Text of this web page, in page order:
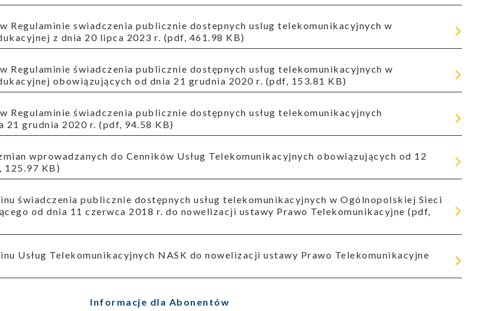
z dnia 20 lipca 2023 r. (pdf, 461.98 KB)
obowiązujących od dnia 21 grudnia 2020 r. (pdf, 153.81 KB)
21 grudnia 2020 r. (pdf, 94.58 KB)
125.97 KB)
od dnia 11 czerwca 2018 r. do nowelizacji ustawy Prawo Telekomunikacyjne (pdf,
Informacje dla Abonentów